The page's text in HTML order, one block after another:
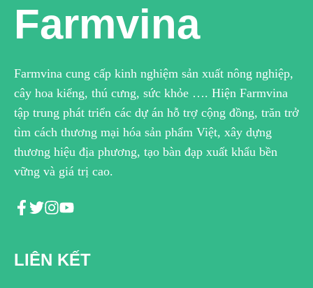
Farmvina
Farmvina cung cấp kinh nghiệm sản xuất nông nghiệp,
cây hoa kiểng, thú cưng, sức khỏe …. Hiện Farmvina
tập trung phát triển các dự án hỗ trợ cộng đồng, trăn trở
tìm cách thương mại hóa sản phẩm Việt, xây dựng
thương hiệu địa phương, tạo bàn đạp xuất khẩu bền
vững và giá trị cao.
LIÊN KẾT